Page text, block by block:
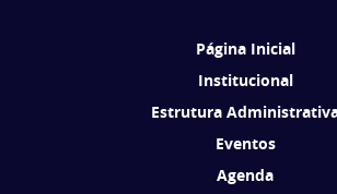
Página Inicial
Institucional
Estrutura
Eventos
Agenda